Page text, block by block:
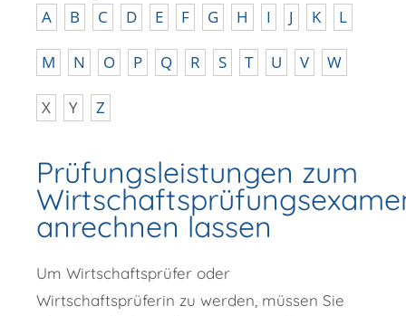
A B C D E F G H I J K L
M N O P Q R S T U V W
X Y Z
Prüfungsleistungen zum
anrechnen lassen
Um Wirtschaftsprüfer oder
Wirtschaftsprüferin zu werden, müssen Sie